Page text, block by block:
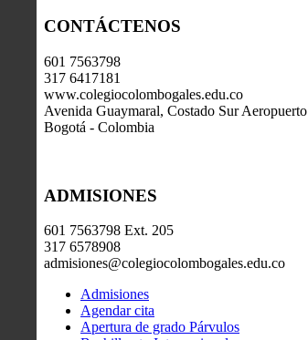
CONTÁCTENOS
601 7563798
317 6417181
www.colegiocolombogales.edu.co
Avenida Guaymaral, Costado Sur Aeropuerto
Bogotá - Colombia
ADMISIONES
601 7563798 Ext. 205
317 6578908
admisiones@colegiocolombogales.edu.co
Admisiones
Agendar cita
Apertura de grado Párvulos